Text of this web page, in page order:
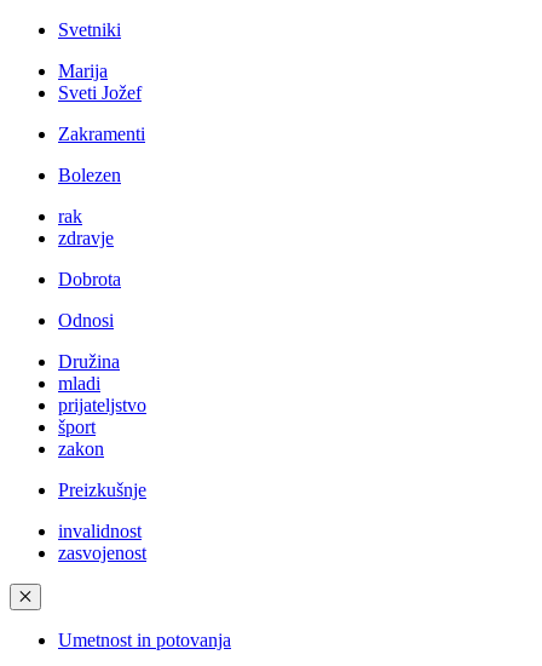
Svetniki
Marija
Sveti Jožef
Zakramenti
Bolezen
rak
zdravje
Dobrota
Odnosi
Družina
mladi
prijateljstvo
šport
zakon
Preizkušnje
invalidnost
zasvojenost
✕
Umetnost in potovanja